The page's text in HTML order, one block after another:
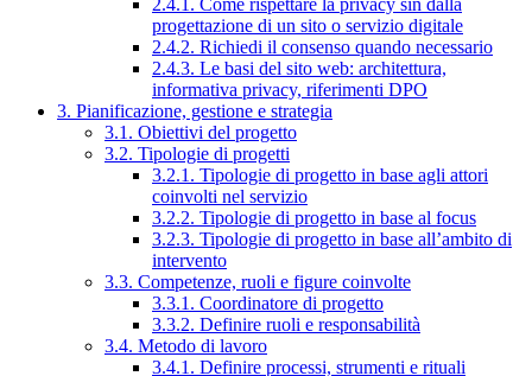
2.4.1. Come rispettare la privacy sin dalla
progettazione di un sito o servizio digitale
2.4.2. Richiedi il consenso quando necessario
2.4.3. Le basi del sito web: architettura,
informativa privacy, riferimenti DPO
3. Pianificazione, gestione e strategia
3.1. Obiettivi del progetto
3.2. Tipologie di progetti
3.2.1. Tipologie di progetto in base agli attori
coinvolti nel servizio
3.2.2. Tipologie di progetto in base al focus
3.2.3. Tipologie di progetto in base all’ambito di
intervento
3.3. Competenze, ruoli e figure coinvolte
3.3.1. Coordinatore di progetto
3.3.2. Definire ruoli e responsabilità
3.4. Metodo di lavoro
3.4.1. Definire processi, strumenti e rituali